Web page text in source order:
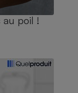
au poil !